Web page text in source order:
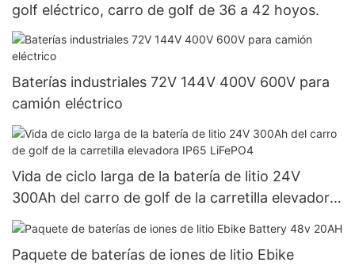
golf eléctrico, carro de golf de 36 a 42 hoyos.
Baterías industriales 72V 144V 400V 600V para
camión eléctrico
Vida de ciclo larga de la batería de litio 24V
300Ah del carro de golf de la carretilla elevadora
IP65 LiFePO4
Paquete de baterías de iones de litio Ebike